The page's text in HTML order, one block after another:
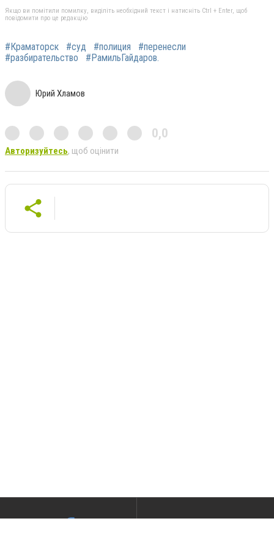
Якщо ви помітили помилку, виділіть необхідний текст і натисніть Ctrl + Enter, щоб
повідомити про це редакцію
#Краматорск #суд #полиция
#перенесли
#разбирательство
#РамильГайдаров.
Юрий Хламов
0,0
Авторизуйтесь, щоб оцінити